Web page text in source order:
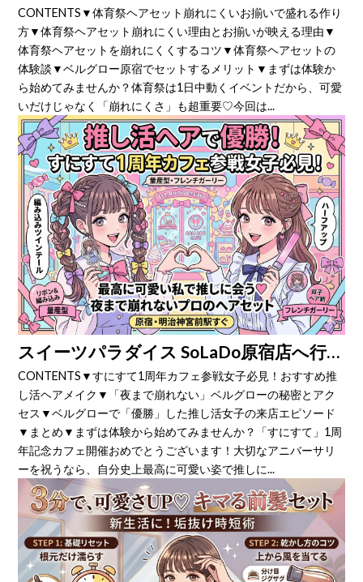
CONTENTS▼体育祭ヘアセット崩れにくいお揃いで盛れる作り
方▼体育祭ヘアセット崩れにくい理由とお揃いが映える理由▼
体育祭ヘアセットを崩れにくくするコツ▼体育祭ヘアセットの
体験談▼ベルグロー原宿でセットするメリット▼まずは体験か
ら始めてみませんか？体育祭は1日中動くイベントだから、可愛
いだけじゃなく「崩れにくさ」も超重要♡今回は...
スイーツパラダイス SoLaDo原宿店へ行くなら！すにすて1周年カフェを「量産型ヘアセット」で優勝するコツ
CONTENTS▼すにすて1周年カフェ参戦女子必見！おすすめ推
し活ヘアメイク▼「夜まで崩れない」ベルグローの秘密とアク
セス▼ベルグローで「優勝」した推し活女子の来店エピソード
▼まとめ▼まずは体験から始めてみませんか？「すにすて」1周
年記念カフェ開催おめでとうございます！大切なアニバーサリ
ーを祝うなら、自分史上最高に可愛い姿で推しに...